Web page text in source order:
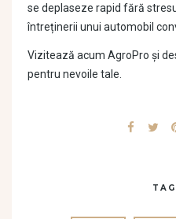
se deplaseze rapid fără
întreținerii unui automobil
Vizitează acum AgroPro și
pentru nevoile tale.